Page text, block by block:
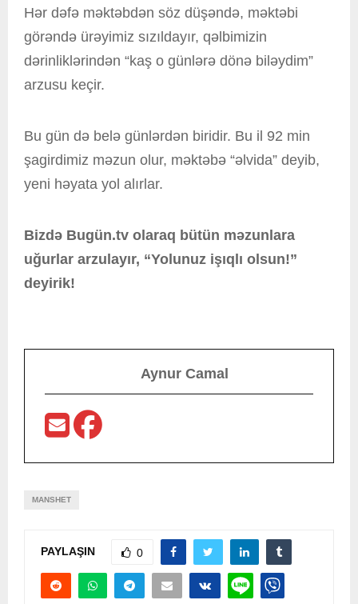
Hər dəfə məktəbdən söz düşəndə, məktəbi
görəndə ürəyimiz sızıldayır, qəlbimizin
dərinliklərindən “kaş o günlərə dönə biləydim”
arzusu keçir.
Bu gün də belə günlərdən biridir. Bu il 92 min
şagirdimiz məzun olur, məktəbə “əlvida” deyib,
yeni həyata yol alırlar.
Bizdə Bugün.tv olaraq bütün məzunlara
uğurlar arzulayır, “Yolunuz işıqlı olsun!”
deyirik!
Aynur Camal
MANSHET
PAYLAŞIN 0